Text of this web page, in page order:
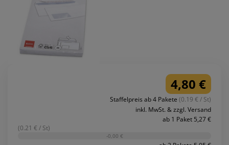
4,80 €
Staffelpreis ab 4 Pakete (0.19 € / St)
inkl. MwSt. & zzgl. Versand
ab 1 Paket 5,27 €
(0.21 € / St)
-0,00 €